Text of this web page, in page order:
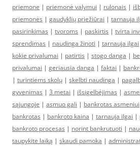
priemone | priemonė valymui | rulonais |
priemonės | gaudyklių priežiūrai | tarnauja
pasirinkimas | tvoroms | paskirtis | tvirta
sprendimas | naudinga žinoti | tarnauja ilgai
kokie privalumai | patirtis | stogo danga |
privalumai | geriausia danga | faktai |
| turintiems skolų | skelbti naudinga |
gyvenimas | 3 metai | išsigelbėjimas |
sąjungoje | asmuo gali | bankrotas asmeniui
bankrotas | bankroto kaina | tarnauja ilgai |
bankroto procesas | norint bankrutuoti |
taupykite laiką | skaudi pamoka |